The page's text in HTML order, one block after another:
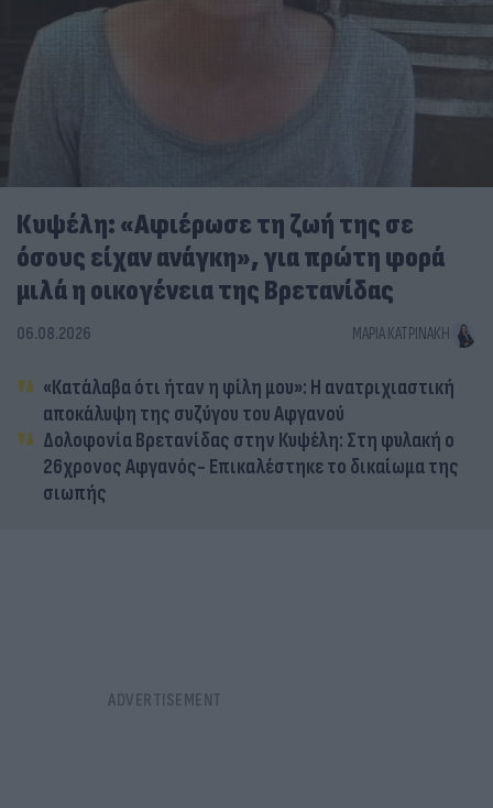
Κυψέλη: «Αφιέρωσε τη ζωή της σε
όσους είχαν ανάγκη», για πρώτη φορά
μιλά η οικογένεια της Βρετανίδας
06.08.2026 ΜΑΡΊΑ ΚΑΤΡΙΝΆΚΗ
«Κατάλαβα ότι ήταν η φίλη μου»: Η ανατριχιαστική
αποκάλυψη της συζύγου του Αφγανού
Δολοφονία Βρετανίδας στην Κυψέλη: Στη φυλακή ο
26χρονος Αφγανός- Επικαλέστηκε το δικαίωμα της
σιωπής